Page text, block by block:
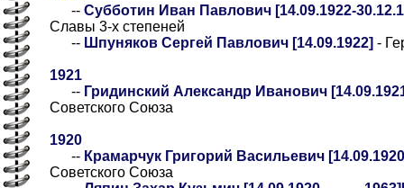
-- Субботин Иван Павлович [14.09.1922-
Славы 3-х степеней
-- Шпуняков Сергей Павлович [14.09.1922] -
1921
-- Гридинский Александр Иванович
Советского Союза
1920
-- Крамарчук Григорий Васильевич
Советского Союза